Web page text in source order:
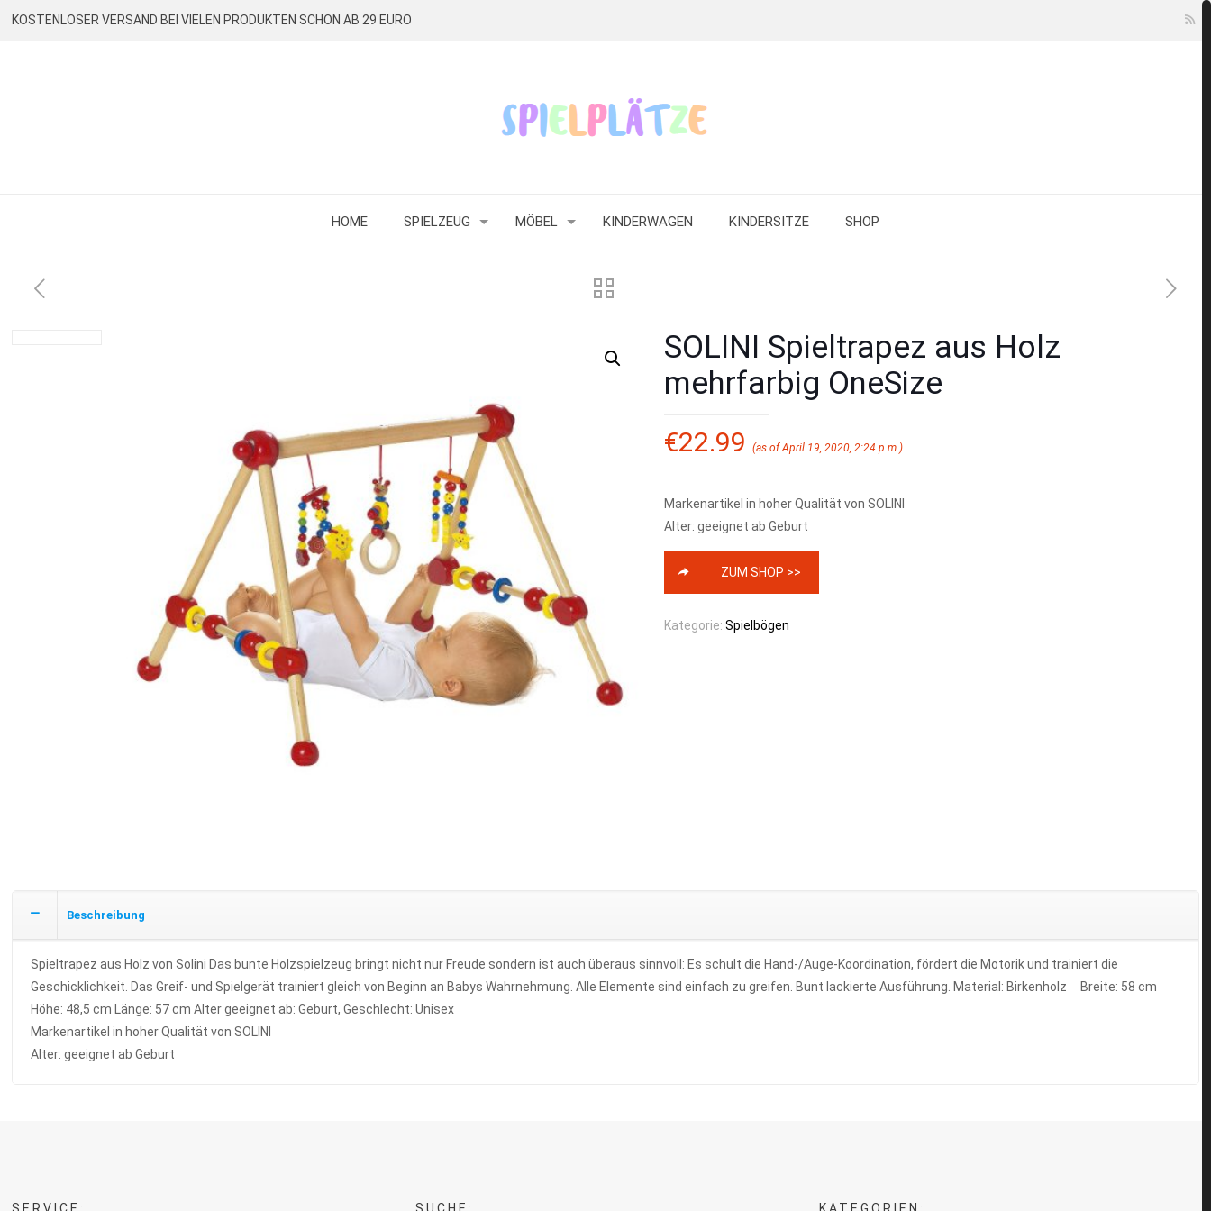
KOSTENLOSER VERSAND BEI VIELEN PRODUKTEN SCHON AB 29 EURO
HOME SPIELZEUG MÖBEL KINDERWAGEN KINDERSITZE SHOP
SOLINI Spieltrapez aus Holz
mehrfarbig OneSize
€22.99 (as of April 19, 2020, 2:24 p.m.)
Markenartikel in hoher Qualität von SOLINI
Alter: geeignet ab Geburt
ZUM SHOP >>
Kategorie: Spielbögen
Beschreibung
Spieltrapez aus Holz von Solini Das bunte Holzspielzeug bringt nicht nur Freude sondern ist auch überaus sinnvoll: Es schult die Hand-/Auge-Koordination, fördert die Motorik und trainiert die
Geschicklichkeit. Das Greif- und Spielgerät trainiert gleich von Beginn an Babys Wahrnehmung. Alle Elemente sind einfach zu greifen. Bunt lackierte Ausführung. Material: Birkenholz Breite: 58 cm
Höhe: 48,5 cm Länge: 57 cm Alter geeignet ab: Geburt, Geschlecht: Unisex
Markenartikel in hoher Qualität von SOLINI
Alter: geeignet ab Geburt